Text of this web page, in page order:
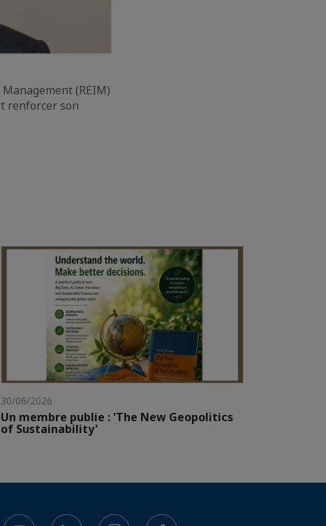
(REIM)
renforcer son
30/06/2026
Un membre publie : 'The New Geopolitics
of Sustainability'